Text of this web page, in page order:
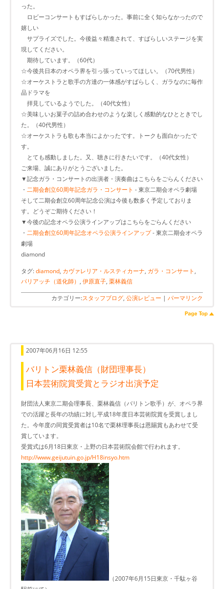
った。
ロビーコンサートもすばらしかった。事前に全く知らなかったので
嬉しい
サプライズでした。今後益々精進されて、すばらしいステージを実
現してください。
期待しています。（60代）
☆今後共日本のオペラ界を引っ張っていってほしい。（70代男性）
☆オーケストラと歌手の方達の一体感がすばらしく、ガラなのに毎作
品ドラマを
拝見しているようでした。（40代女性）
☆美味しいお菓子の詰め合わせのような楽しく感動的なひとときでし
た。（40代男性）
☆オーケストラも歌も本当によかったです。トークも面白かったで
す。
とても感動しました。又、聴きに行きたいです。（40代女性）
ご来場、誠にありがとうございました。
▼記念ガラ・コンサートの出演者・演奏曲はこちらをごらんください
・ 二期会創立60周年記念ガラ・コンサート - 東京二期会オペラ劇場
そして二期会創立60周年記念公演は今後も数多く予定しておりま
す。どうぞご期待ください！
▼今後の記念オペラ公演ラインアップはこちらをごらんください
・ 二期会創立60周年記念オペラ公演ラインアップ- 東京二期会オペラ
劇場
diamond
タグ:diamond, カヴァレリア・ルスティカーナ, ガラ・コンサート ,
パリアッチ（道化師） , 伊原直子, 栗林義信
カテゴリー:スタッフブログ, 公演レビュー | パーマリンク
2007年06月16日 12:55
バリトン栗林義信（財団理事長）
日本芸術院賞受賞とラジオ出演予定
財団法人東京二期会理事長、栗林義信（バリトン歌手）が、オペラ界
での活躍と長年の功績に対し平成18年度日本芸術院賞を受賞しまし
た。今年度の同賞受賞者は10名で栗林理事長は恩賜賞もあわせて受
賞しています。
受賞式は6月18日東京・上野の日本芸術院会館で行われます。
http://www.geijutuin.go.jp/H18insyo.htm
（2007年6月15日東京・千駄ヶ谷